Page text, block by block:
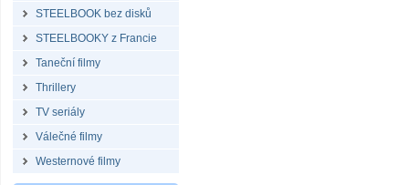
STEELBOOK bez disků
STEELBOOKY z Francie
Taneční filmy
Thrillery
TV seriály
Válečné filmy
Westernové filmy